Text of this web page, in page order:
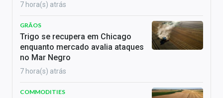
7 hora(s) atrás
GRÃOS
Trigo se recupera em Chicago
enquanto mercado avalia ataques
no Mar Negro
7 hora(s) atrás
COMMODITIES